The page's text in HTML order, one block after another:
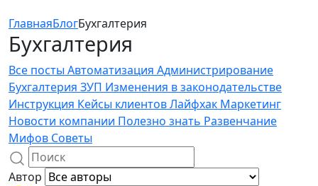
ГлавнаяБлогБухгалтерия
Бухгалтерия
Все посты Автоматизация Администрирование
Бухгалтерия ЗУП Изменения в законодательстве
Инструкция Кейсы клиентовЛайфхак Маркетинг
Новости компании Полезно знать Развенчание
Мифов Советы
Автор